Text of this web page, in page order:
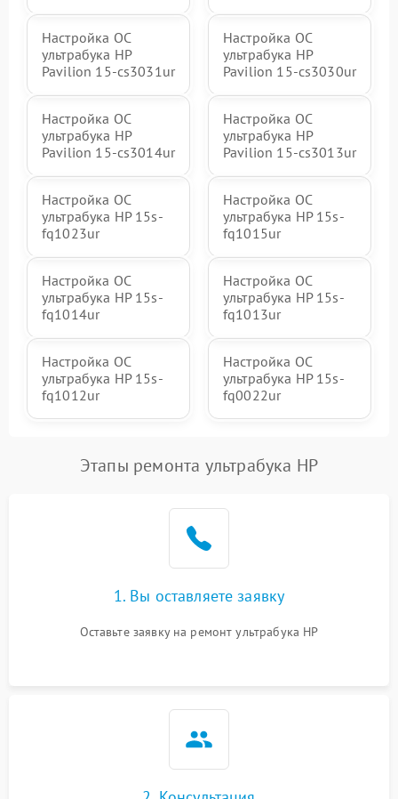
Настройка ОС
ультрабука HP
Pavilion 15-cs3031ur
Настройка ОС
ультрабука HP
Pavilion 15-cs3030ur
Настройка ОС
ультрабука HP
Pavilion 15-cs3014ur
Настройка ОС
ультрабука HP
Pavilion 15-cs3013ur
Настройка ОС
ультрабука HP 15s-
fq1023ur
Настройка ОС
ультрабука HP 15s-
fq1015ur
Настройка ОС
ультрабука HP 15s-
fq1014ur
Настройка ОС
ультрабука HP 15s-
fq1013ur
Настройка ОС
ультрабука HP 15s-
fq1012ur
Настройка ОС
ультрабука HP 15s-
fq0022ur
Этапы ремонта ультрабука HP
1. Вы оставляете заявку
Оставьте заявку на ремонт ультрабука HP